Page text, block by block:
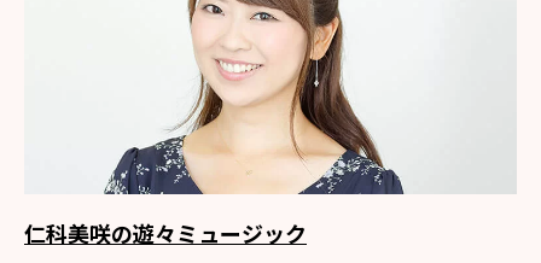
仁科美咲の遊々ミュージック